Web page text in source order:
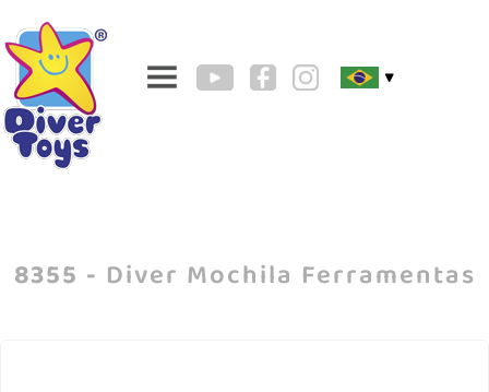
▼
8355 - Diver Mochila Ferramentas